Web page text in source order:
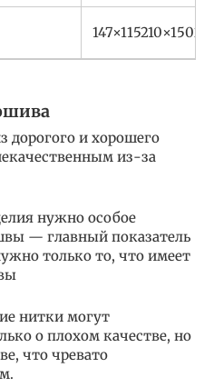
дорогого и хорошего
из-за
нужно особое
— главный показатель
только то, что имеет
нитки могут
о плохом качестве, но
что чревато